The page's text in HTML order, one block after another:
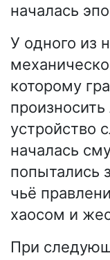
началась
У одного из
которому
устройство
началась
попытались
чьё
хаосом и
При